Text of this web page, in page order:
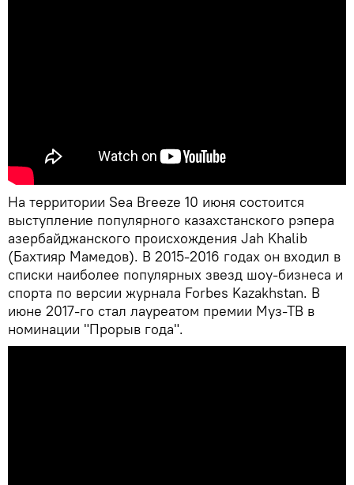
На территории Sea Breeze 10 июня состоится
выступление популярного казахстанского рэпера
азербайджанского происхождения Jah Khalib
(Бахтияр Мамедов). В 2015-2016 годах он входил в
списки наиболее популярных звезд шоу-бизнеса и
спорта по версии журнала Forbes Kazakhstan. В
июне 2017-го стал лауреатом премии Муз-ТВ в
номинации "Прорыв года".